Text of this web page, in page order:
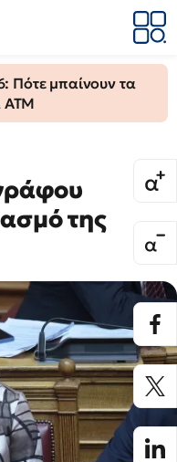
Πότε μπαίνουν τα
ΑΤΜ
της